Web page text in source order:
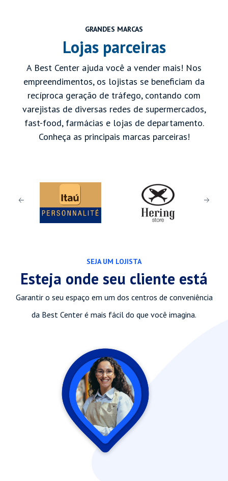
GRANDES MARCAS
Lojas parceiras
A Best Center ajuda você a vender mais! Nos
empreendimentos, os lojistas se beneficiam da
recíproca geração de tráfego, contando com
varejistas de diversas redes de supermercados,
fast-food, farmácias e lojas de departamento.
Conheça as principais marcas parceiras!
Previous Next
SEJA UM LOJISTA
Esteja onde seu cliente está
Garantir o seu espaço em um dos centros de conveniência
da Best Center é mais fácil do que você imagina.